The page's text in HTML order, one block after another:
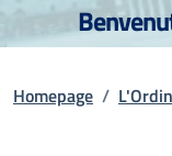
Homepage /